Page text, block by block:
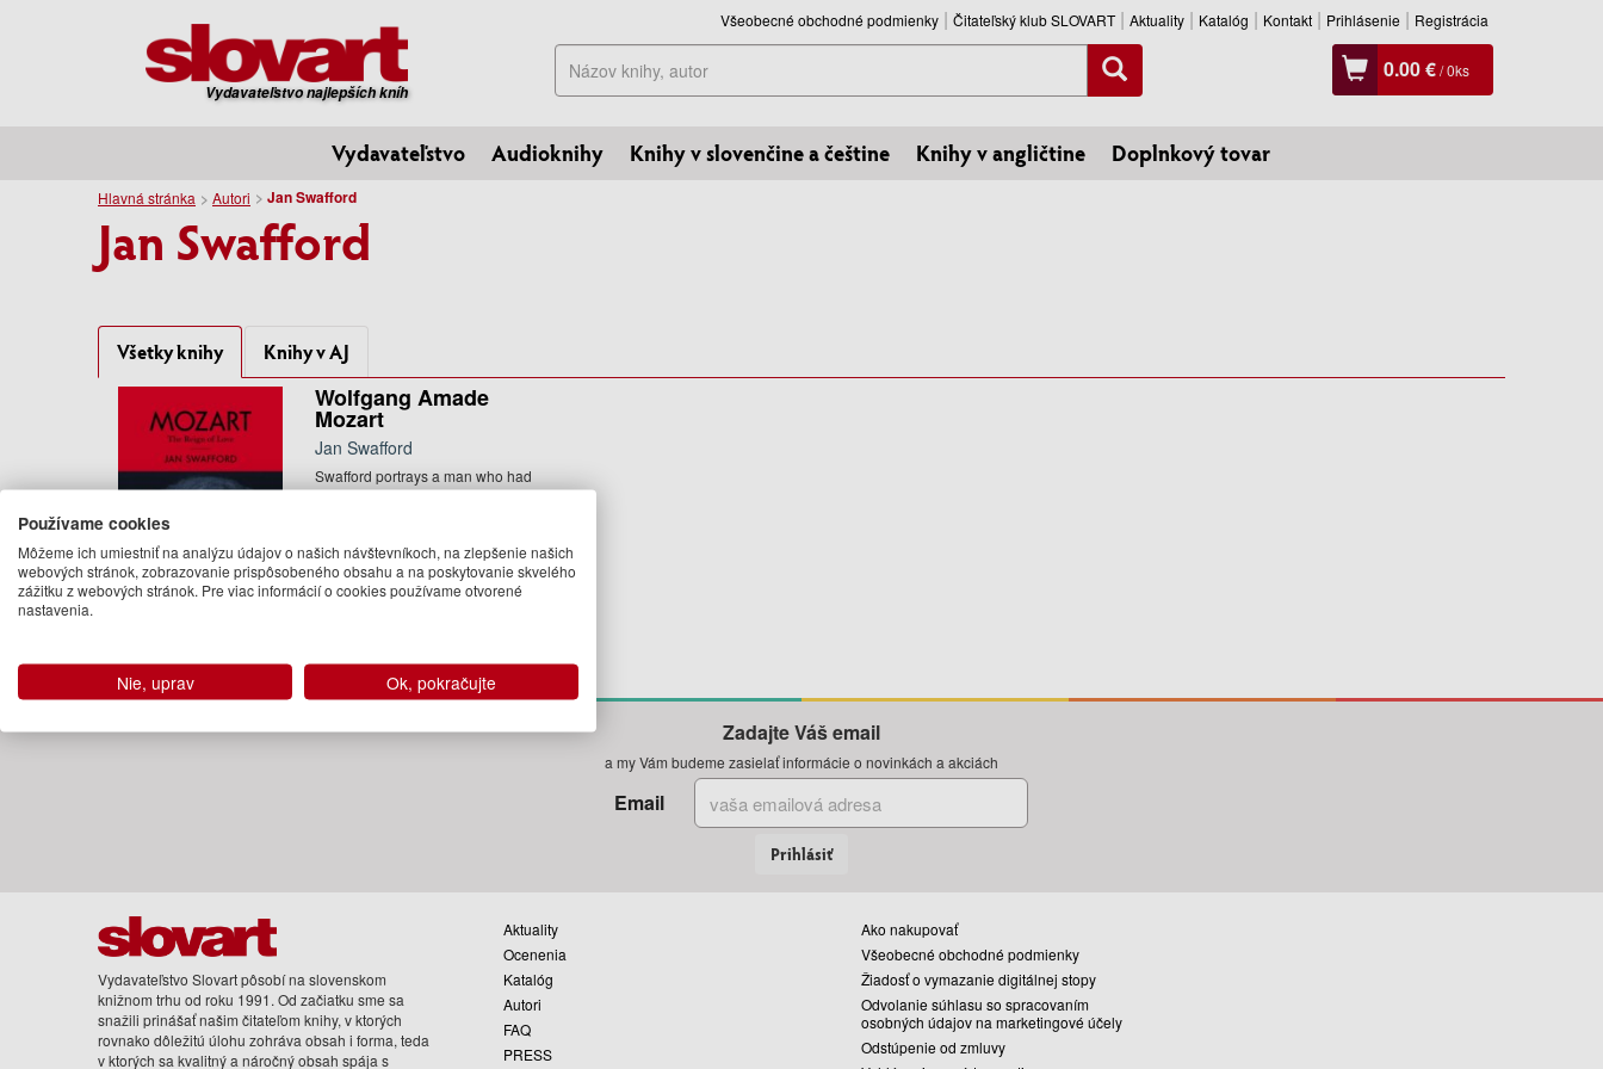
Vydavateľstvo najlepších kníh
Všeobecné obchodné podmienky Čitateľský klub SLOVART Aktuality Katalóg Kontakt Prihlásenie Registrácia
Hľadať 0.00 €/0ks
Vydavateľstvo Audioknihy Knihy v slovenčine a češtine Knihy v angličtine Doplnkový tovar
Hlavná stránka Autori Jan Swafford
Jan Swafford
Všetky knihy Knihy v AJ
Wolfgang Amade
Mozart
Jan Swafford
Swafford portrays a man who had
his sorrows like everybody else, but
39.95 €
03.12.2020
(predobjednávka)
Zadajte Váš email
a my Vám budeme zasielať informácie o novinkách a akciách
Email
Prihlásiť
Vydavateľstvo Slovart pôsobí na slovenskom
knižnom trhu od roku 1991. Od začiatku sme sa
snažili prinášať našim čitateľom knihy, v ktorých
rovnako dôležitú úlohu zohráva obsah i forma, teda
v ktorých sa kvalitný a náročný obsah spája s
Aktuality
Ocenenia
Katalóg
Autori
FAQ
PRESS
Ako nakupovať
Všeobecné obchodné podmienky
Žiadosť o vymazanie digitálnej stopy
Odvolanie súhlasu so spracovaním
osobných údajov na marketingové účely
Odstúpenie od zmluvy
Používame cookies
Môžeme ich umiestniť na analýzu údajov o našich návštevníkoch, na zlepšenie našich
webových stránok, zobrazovanie prispôsobeného obsahu a na poskytovanie skvelého
zážitku z webových stránok. Pre viac informácií o cookies používame otvorené
nastavenia.
Nie, uprav Ok, pokračujte